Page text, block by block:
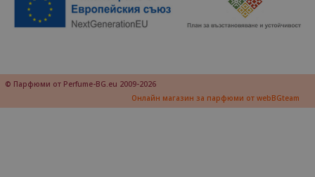
© Парфюми от Perfume-BG.eu 2009-2026
Онлайн магазин за парфюми от webBGteam